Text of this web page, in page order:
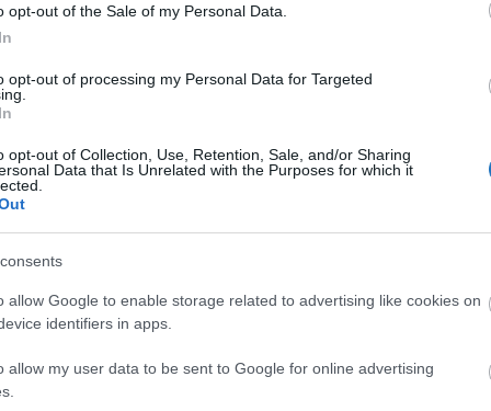
opt-out of the Sale of my Personal Data.
opt-out of processing my Personal Data for Targeted
opt-out of Collection, Use, Retention, Sale, and/or Sharing
Data that Is Unrelated with the Purposes for which it
allow Google to enable storage related to advertising like cookies on
identifiers in apps.
allow my user data to be sent to Google for online advertising
csapatok, de közös volt bennük, hogy mindannyian
hogy az eredmények megszülessenek. Voltak
technológiát alkalmazva az elképzelt
azok komplex elemzésére és szekunder
illetőleg a profi szakmai vita
valamint az azt megelőző és azt követő
és javaslataikat a befektetők és a
a jövőbeni lehetőségek feltárása, amely során
különös kihívást jelent. Az elemzés a múlt
elemzését és a jövőbeni tervezést, fejlesztést